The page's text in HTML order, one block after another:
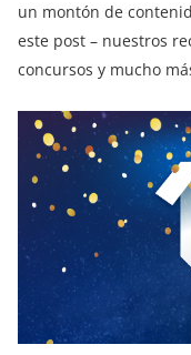
un montón de
este post – nuestros
concursos y mucho